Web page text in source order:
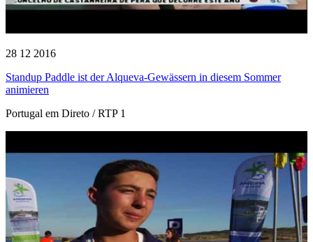
28 12 2016
Standup Paddle ist der Alqueva-Gewässern in diesem Sommer
animieren
Portugal em Direto / RTP 1